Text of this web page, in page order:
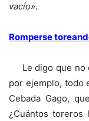
vacío».
Romperse
Le digo que no
por ejemplo, todo
Cebada Gago,
¿Cuántos toreros